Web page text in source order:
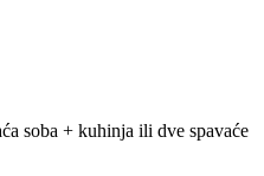
soba + kuhinja ili dve spavaće